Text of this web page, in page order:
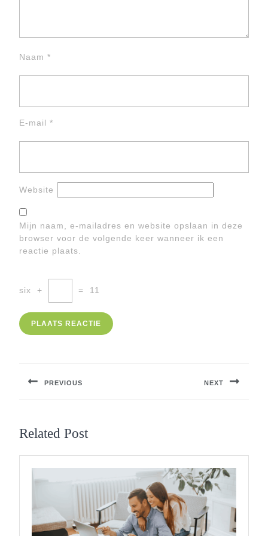
Naam *
E-mail *
Website
Mijn naam, e-mailadres en website opslaan in deze
browser voor de volgende keer wanneer ik een
reactie plaats.
six + = 11
PREVIOUS NEXT
Related Post